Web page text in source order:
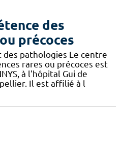
des
précoces
pathologies Le centre
rares ou précoces est
à l'hôpital Gui de
Il est affilié à l